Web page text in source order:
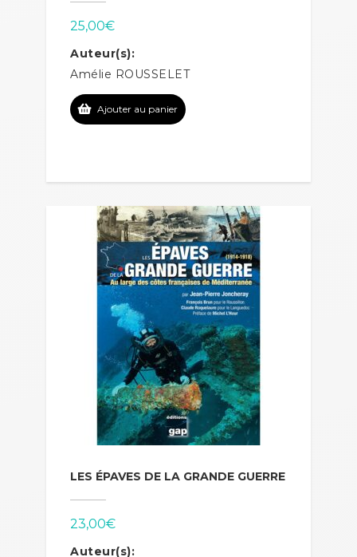
25,00€
Auteur(s):
Amélie ROUSSELET
Ajouter au panier
LES ÉPAVES DE LA GRANDE GUERRE
23,00€
Auteur(s):